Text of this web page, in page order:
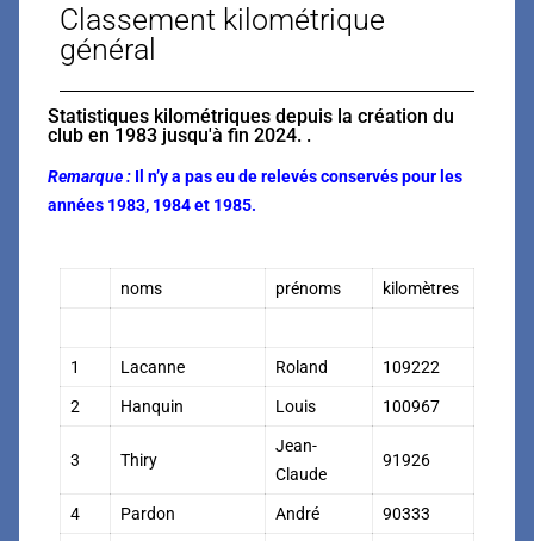
Margelle
Classement kilométrique
général
Statistiques kilométriques depuis la création du
club en 1983 jusqu'à fin 2024. .
Remarque : Il n’y a pas eu de relevés conservés pour les
années 1983, 1984 et 1985.
noms prénoms kilomètres
1 Lacanne Roland 109222
2 Hanquin Louis 100967
3 Thiry
Jean-
Claude
91926
4 Pardon André 90333